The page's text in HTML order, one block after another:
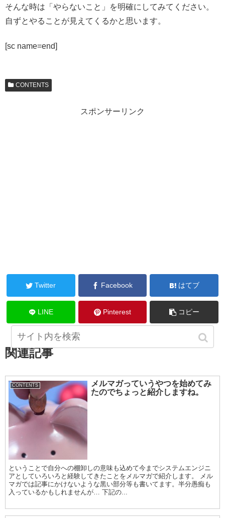
そんな時は「やらないこと」を明確にしてみてください。
自ずとやることが見えてくるかと思います。
[sc name=end]
CONTENTS
スポンサーリンク
Twitter Facebook はてブ
LINE Pinterest コピー
関連記事
CONTENTS
メルマガっていうやつを始めてみ
たのでちょっと紹介しますね。
ということで自分への棚卸しの意味も込めて今までシステムエンジニ
アとしていろいろと経験してきたことをメルマガで紹介します。 メル
マガでは記事にかけないような黒い部分等も書いてます。半分愚痴も
入っているかもしれませんが… 下記の...